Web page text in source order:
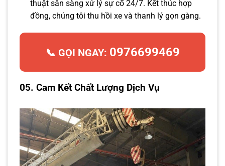
thuật sẵn sàng xử lý sự cố 24/7. Kết thúc hợp
đồng, chúng tôi thu hồi xe và thanh lý gọn gàng.
📞 GỌI NGAY: 0976699469
05. Cam Kết Chất Lượng Dịch Vụ